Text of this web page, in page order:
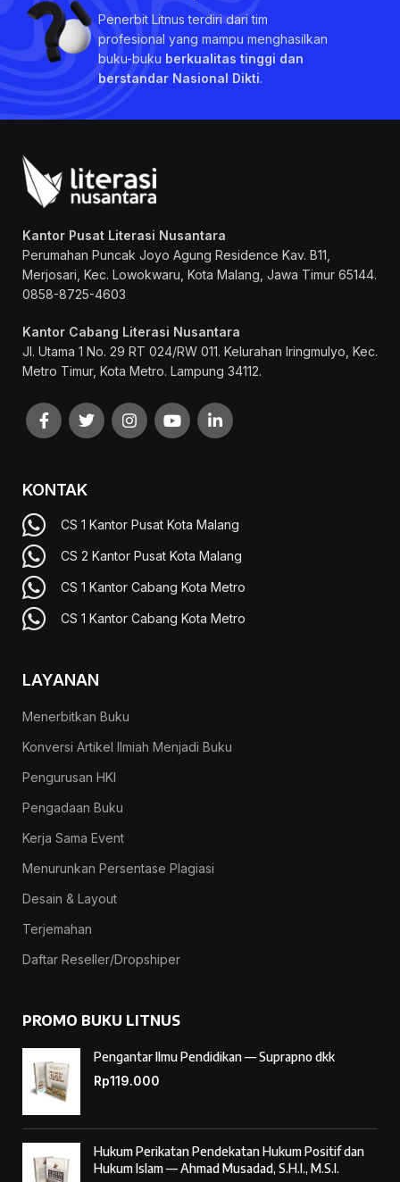
Penerbit Litnus terdiri dari tim
profesional yang mampu menghasilkan
buku-buku berkualitas tinggi dan
berstandar Nasional Dikti.
Kantor Pusat Literasi Nusantara
Perumahan Puncak Joyo Agung Residence Kav. B11,
Merjosari, Kec. Lowokwaru, Kota Malang, Jawa Timur 65144.
0858-8725-4603
Kantor Cabang Literasi Nusantara
Jl. Utama 1 No. 29 RT 024/RW 011. Kelurahan Iringmulyo, Kec.
Metro Timur, Kota Metro. Lampung 34112.
KONTAK
CS 1 Kantor Pusat Kota Malang
CS 2 Kantor Pusat Kota Malang
CS 1 Kantor Cabang Kota Metro
CS 1 Kantor Cabang Kota Metro
LAYANAN
Menerbitkan Buku
Konversi Artikel Ilmiah Menjadi Buku
Pengurusan HKI
Pengadaan Buku
Kerja Sama Event
Menurunkan Persentase Plagiasi
Desain & Layout
Terjemahan
Daftar Reseller/Dropshiper
PROMO BUKU LITNUS
Pengantar Ilmu Pendidikan — Suprapno dkk
Rp119.000
Hukum Perikatan Pendekatan Hukum Positif dan
Hukum Islam — Ahmad Musadad, S.H.I., M.S.I.